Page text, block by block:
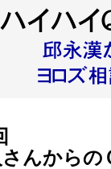
んからの